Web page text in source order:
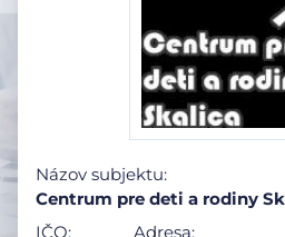
Názov subjektu:
Centrum pre deti a rodiny
IČO:
Adresa: